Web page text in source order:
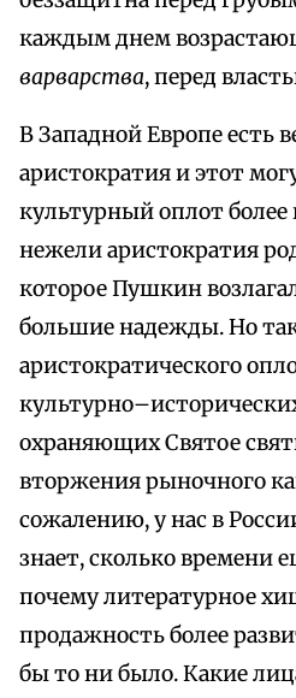
каждым днем
варварства, перед
В Западной Европе есть
аристократия и этот
культурный оплот
нежели аристократия
которое Пушкин
большие надежды. Но
аристократического
охраняющих Святое
вторжения рыночного
сожалению, у нас в
знает, сколько времени
почему литературное
продажность более
бы то ни было. Какие